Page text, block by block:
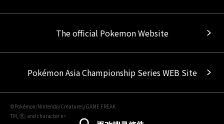
The official Pokemon Website
Pokémon Asia Championship Series WEB Site
©Pokémon/Nintendo/Creatures/GAME FREAK
TM, Ⓡ, and character names are trademarks of Nintendo.